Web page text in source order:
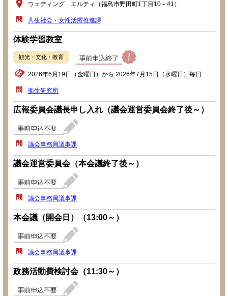
ウェディング エルティ（福島市野田町1丁目10－41）
共生社会・女性活躍推進課
体験学習教室
観光・文化・教育
2026年6月19日（金曜日）から 2026年7月15日（水曜日）毎日
衛生研究所
広報委員会議長申し入れ（議会運営委員会終了後～）
議会事務局議事課
議会運営委員会（本会議終了後～）
議会事務局議事課
本会議（開会日）（13:00～）
議会事務局議事課
政務活動費検討会（11:30～）